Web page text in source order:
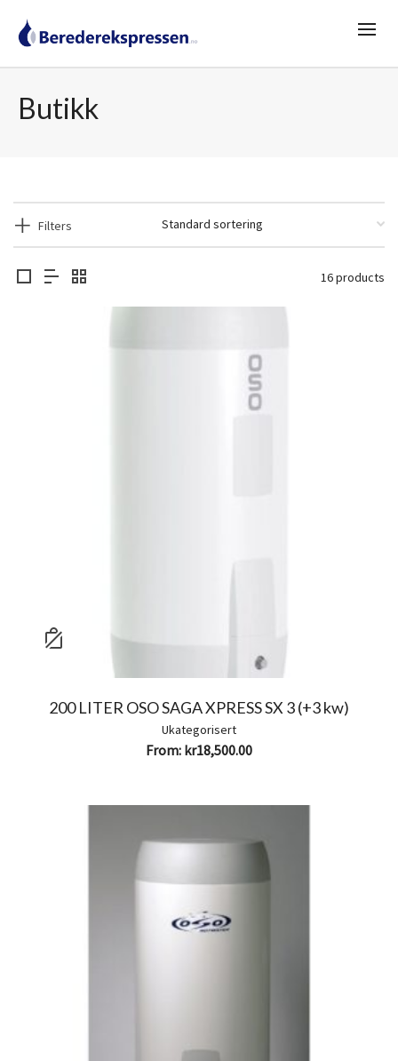
Butikk
Filters
16 products
200 LITER OSO SAGA XPRESS SX 3 (+3 kw)
Ukategorisert
From: kr18,500.00